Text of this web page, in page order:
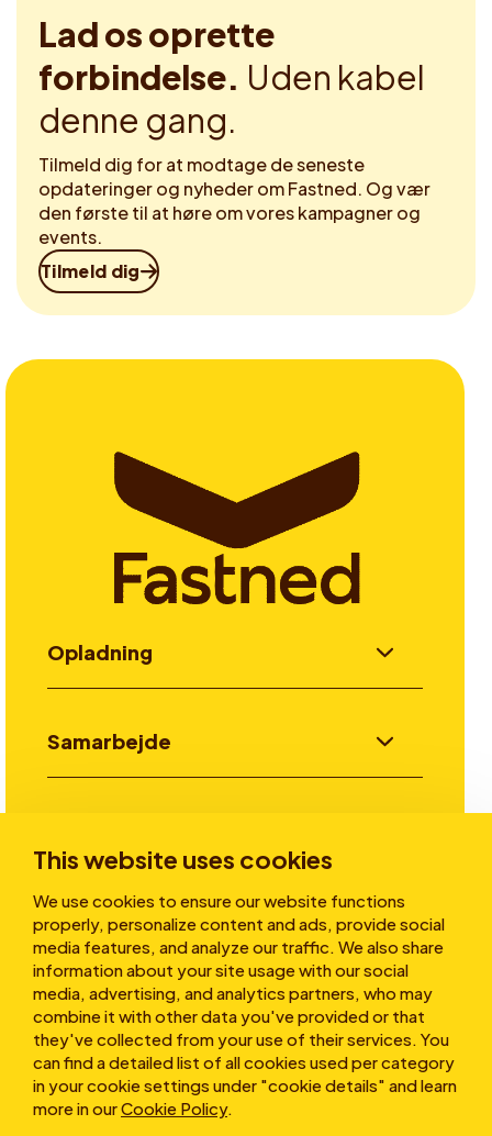
This website uses cookies
We use cookies to ensure our website functions
properly, personalize content and ads, provide social
media features, and analyze our traffic. We also share
information about your site usage with our social
media, advertising, and analytics partners, who may
combine it with other data you've provided or that
they've collected from your use of their services. You
can find a detailed list of all cookies used per category
in your cookie settings under "cookie details" and learn
more in ourCookie Policy.
Lad os oprette
forbindelse. Uden kabel
denne gang.
Tilmeld dig for at modtage de seneste
opdateringer og nyheder om Fastned. Og vær
den første til at høre om vores kampagner og
events.
Tilmeld dig
Opladning
Samarbejde
Historier
Om os